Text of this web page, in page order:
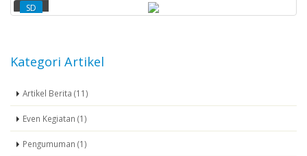
SD
Kategori Artikel
Artikel Berita (11)
Even Kegiatan (1)
Pengumuman (1)